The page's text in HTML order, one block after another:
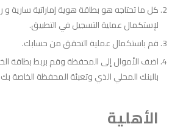
كل ما تحتاجه هو بطاقة هوية إماراتية سارية
لإستكمال عملية التسجيل في التطبيق.
قم باستكمال عملية التحقق من حسابك.
اضف الأموال إلى المحفظة وقم بربط بطاقة
بالبنك المحلي الذي وتعبئة المحفظة الخاصة
الأهلية